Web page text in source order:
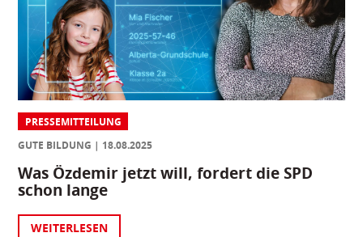
PRESSEMITTEILUNG
GUTE BILDUNG
18.08.2025
Was Özdemir jetzt will, fordert die SPD
schon lange
WEITERLESEN